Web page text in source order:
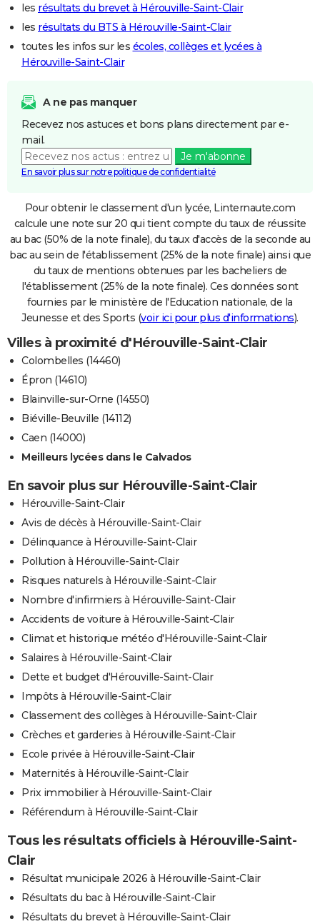
les résultats du brevet à Hérouville-Saint-Clair
les résultats du BTS à Hérouville-Saint-Clair
toutes les infos sur les écoles, collèges et lycées à
Hérouville-Saint-Clair
A ne pas manquer
Recevez nos astuces et bons plans directement par e-
mail.
Je m'abonne
En savoir plus sur notre politique de confidentialité
Pour obtenir le classement d'un lycée, Linternaute.com
calcule une note sur 20 qui tient compte du taux de réussite
au bac (50% de la note finale), du taux d'accès de la seconde au
bac au sein de l'établissement (25% de la note finale) ainsi que
du taux de mentions obtenues par les bacheliers de
l'établissement (25% de la note finale). Ces données sont
fournies par le ministère de l'Education nationale, de la
Jeunesse et des Sports (voir ici pour plus d'informations).
Villes à proximité d'Hérouville-Saint-Clair
Colombelles (14460)
Épron (14610)
Blainville-sur-Orne (14550)
Biéville-Beuville (14112)
Caen (14000)
Meilleurs lycées dans le Calvados
En savoir plus sur Hérouville-Saint-Clair
Hérouville-Saint-Clair
Avis de décès à Hérouville-Saint-Clair
Délinquance à Hérouville-Saint-Clair
Pollution à Hérouville-Saint-Clair
Risques naturels à Hérouville-Saint-Clair
Nombre d'infirmiers à Hérouville-Saint-Clair
Accidents de voiture à Hérouville-Saint-Clair
Climat et historique météo d'Hérouville-Saint-Clair
Salaires à Hérouville-Saint-Clair
Dette et budget d'Hérouville-Saint-Clair
Impôts à Hérouville-Saint-Clair
Classement des collèges à Hérouville-Saint-Clair
Crèches et garderies à Hérouville-Saint-Clair
Ecole privée à Hérouville-Saint-Clair
Maternités à Hérouville-Saint-Clair
Prix immobilier à Hérouville-Saint-Clair
Référendum à Hérouville-Saint-Clair
Tous les résultats officiels à Hérouville-Saint-
Clair
Résultat municipale 2026 à Hérouville-Saint-Clair
Résultats du bac à Hérouville-Saint-Clair
Résultats du brevet à Hérouville-Saint-Clair